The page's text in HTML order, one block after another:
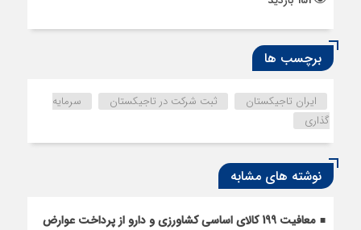
برچسب ها
ایران تاجیکستان ثبت شرکت در تاجیکستان
سرمایه
گذاری
نوشته های مشابه
معافیت 199 کالای اساسی کشاورزی و دارو از پرداخت عوارض